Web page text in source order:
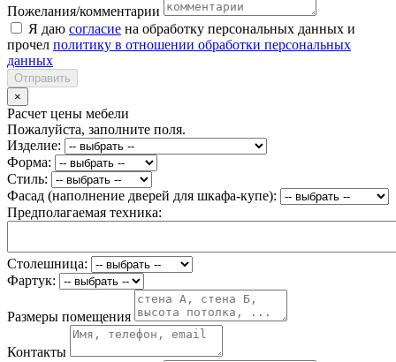
Пожелания/комментарии
Я даю согласие на обработку персональных данных и
прочел политику в отношении обработки персональных
данных
Отправить
×
Расчет цены мебели
Пожалуйста, заполните поля.
Изделие:
Форма:
Стиль:
Фасад (наполнение дверей для шкафа-купе):
Предполагаемая техника:
Столешница:
Фартук:
Размеры помещения
Контакты